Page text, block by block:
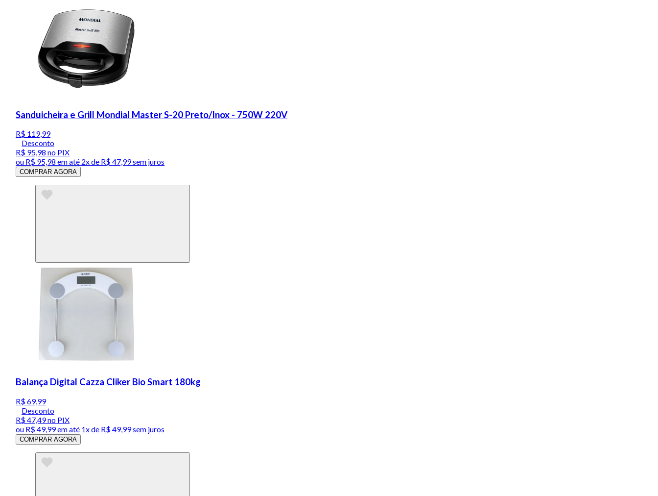
Sanduicheira e Grill Mondial Master S-20 Preto/Inox - 750W 220V
R$ 119,99
Desconto
R$ 95,98 no PIX
ou R$ 95,98 em até 2x de R$ 47,99 sem juros
COMPRAR AGORA
Balança Digital Cazza Cliker Bio Smart 180kg
R$ 69,99
Desconto
R$ 47,49no PIX
ou R$ 49,99em até 1x de R$ 49,99sem juros
COMPRAR AGORA